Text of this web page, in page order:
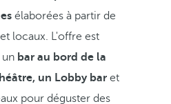
élaborées à partir de
locaux. L'offre est
bar au bord de la
un Lobby bar et
pour déguster des